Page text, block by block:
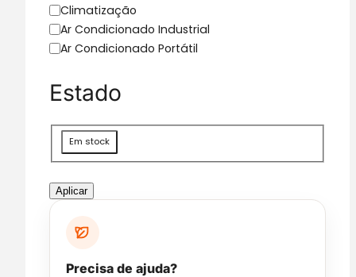
C
a
t
o
Climatização
Ar Condicionado Industrial
Ar Condicionado Portátil
Estado
i
p
b
Em stock
Aplicar
Precisa de ajuda?